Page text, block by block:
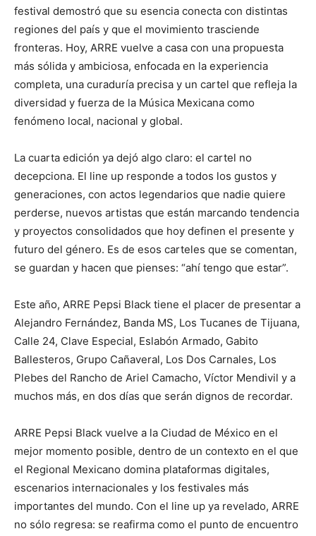
festival demostró que su esencia conecta con distintas
regiones del país y que el movimiento trasciende
fronteras. Hoy, ARRE vuelve a casa con una propuesta
más sólida y ambiciosa, enfocada en la experiencia
completa, una curaduría precisa y un cartel que refleja la
diversidad y fuerza de la Música Mexicana como
fenómeno local, nacional y global.
La cuarta edición ya dejó algo claro: el cartel no
decepciona. El line up responde a todos los gustos y
generaciones, con actos legendarios que nadie quiere
perderse, nuevos artistas que están marcando tendencia
y proyectos consolidados que hoy definen el presente y
futuro del género. Es de esos carteles que se comentan,
se guardan y hacen que pienses: “ahí tengo que estar”.
Este año, ARRE Pepsi Black tiene el placer de presentar a
Alejandro Fernández, Banda MS, Los Tucanes de Tijuana,
Calle 24, Clave Especial, Eslabón Armado, Gabito
Ballesteros, Grupo Cañaveral, Los Dos Carnales, Los
Plebes del Rancho de Ariel Camacho, Víctor Mendivil y a
muchos más, en dos días que serán dignos de recordar.
ARRE Pepsi Black vuelve a la Ciudad de México en el
mejor momento posible, dentro de un contexto en el que
el Regional Mexicano domina plataformas digitales,
escenarios internacionales y los festivales más
importantes del mundo. Con el line up ya revelado, ARRE
no sólo regresa: se reafirma como el punto de encuentro